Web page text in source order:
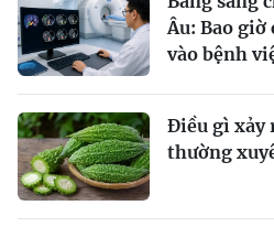
Âu: Bao giờ
vào bệnh
Điều gì xảy
thường